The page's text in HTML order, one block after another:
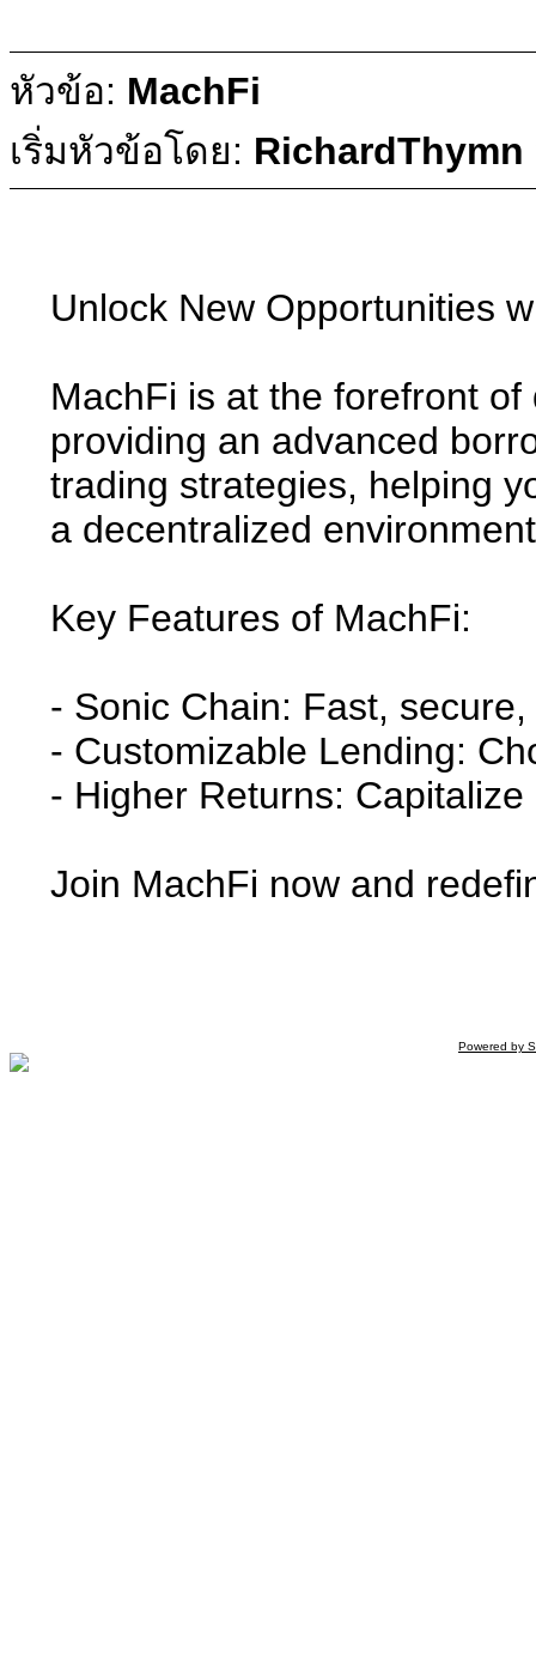
หัวข้อ: MachFi
เริ่มหัวข้อโดย: RichardThymn
Unlock New Opportunities
MachFi is at the forefront
providing an advanced
trading strategies, helping
a decentralized
Key Features of MachFi:
- Sonic Chain: Fast,
- Customizable Lending:
- Higher Returns:
Join MachFi now and
Powered by